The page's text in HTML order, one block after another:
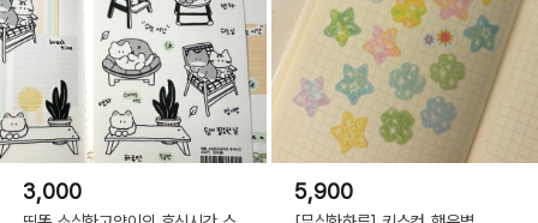
3,000 5,900